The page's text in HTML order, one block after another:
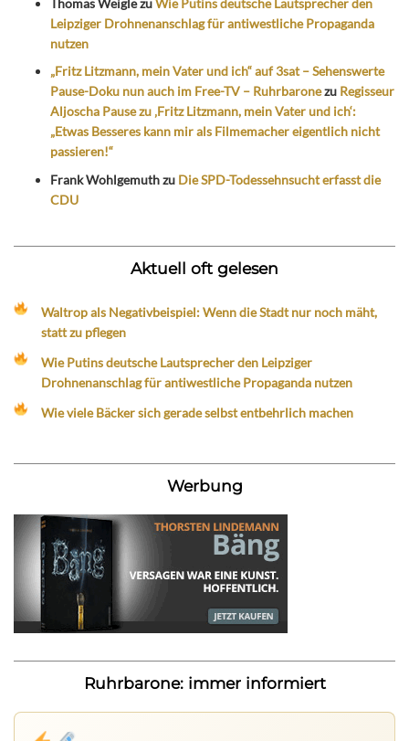
Leipziger Drohnenanschlag für antiwestliche Propaganda
nutzen
„Fritz Litzmann, mein Vater und ich“ auf 3sat – Sehenswerte
Pause-Doku nun auch im Free-TV – Ruhrbaronezu Regisseur
Aljoscha Pause zu ‚Fritz Litzmann, mein Vater und ich‘:
„Etwas Besseres kann mir als Filmemacher eigentlich nicht
passieren!“
Frank Wohlgemuthzu Die SPD-Todessehnsucht erfasst die
CDU
Aktuell oft gelesen
Waltrop als Negativbeispiel: Wenn die Stadt nur noch mäht,
statt zu pflegen
Wie Putins deutsche Lautsprecher den Leipziger
Drohnenanschlag für antiwestliche Propaganda nutzen
Wie viele Bäcker sich gerade selbst entbehrlich machen
Werbung
Ruhrbarone: immer informiert